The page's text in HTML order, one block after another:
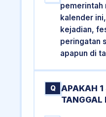
pemerintah
kalender
kejadian,
peringatan
apapun di
Q
APAKAH
TANGGAL